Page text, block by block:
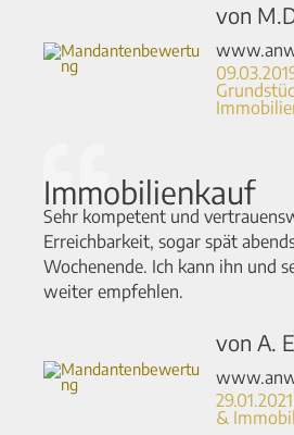
von
09.03.2019
Immobilienkauf
Sehr kompetent und
Erreichbarkeit, sogar spät
Wochenende. Ich kann ihn und
weiter empfehlen.
von A.
&